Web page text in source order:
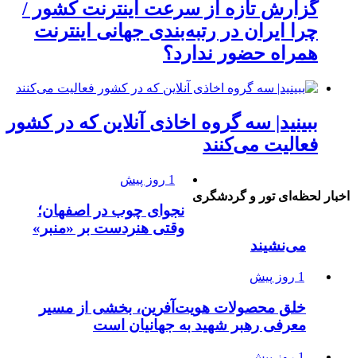
گزارش تازه از سرعت اینترنت کشور /
چرا ایران در رتبه‌بندی جهانی اینترنت
همراه حضور ندارد؟
ببینید| سه گروه اخاذی آنلاین که در کشور
فعالیت می‌کنند
اخبار لحظه‌ای تور و گردشگری
1 روز پیش
نجوای چوب در اصفهان؛
وقتی هنردست بر «منبر»
می‌نشیند
1 روز پیش
خلق محصولات هویت‌آفرین، بخشی از مسیر
معرفی رهبر شهید به جهانیان است